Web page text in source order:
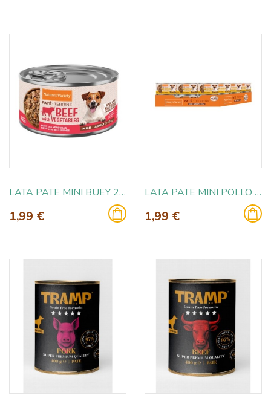
LATA PATE MINI BUEY 200 GR
1,99 €
LATA PATE MINI POLLO 200 GR
1,99 €